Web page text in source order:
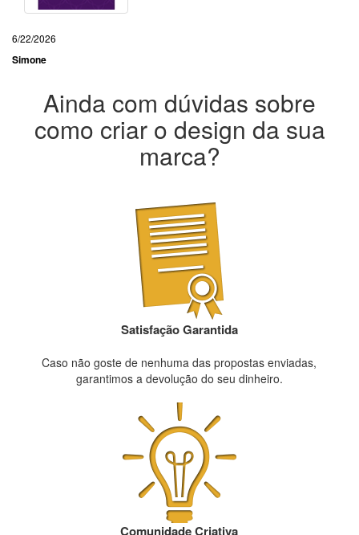
6/22/2026
Simone
Ainda com dúvidas sobre
como criar o design da sua
marca?
Satisfação Garantida
Caso não goste de nenhuma das propostas enviadas,
garantimos a devolução do seu dinheiro.
Comunidade Criativa